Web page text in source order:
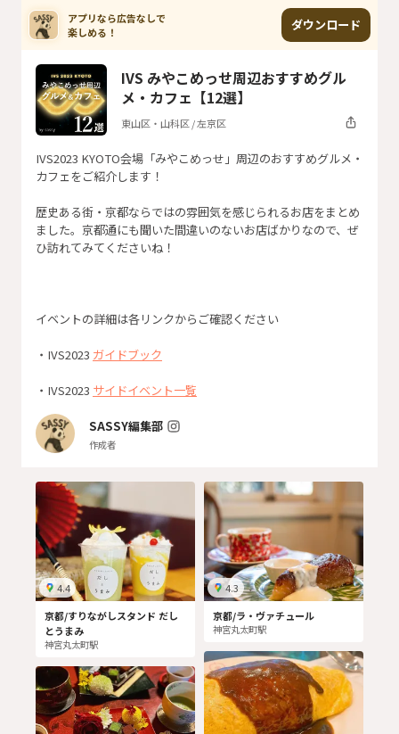
アプリなら広告なしで
楽しめる！
ダウンロード
IVS みやこめっせ周辺おすすめグル
メ・カフェ【12選】
東山区・山科区 / 左京区
IVS2023 KYOTO会場「みやこめっせ」周辺のおすすめグルメ・
歴史ある街・京都ならではの雰囲気を感じられるお店をまとめ
ました。京都通にも聞いた間違いのないお店ばかりなので、ぜ
・IVS2023 ガイドブック
・IVS2023 サイドイベント一覧
SASSY編集部
作成者
4.4
京都/すりながしスタンド だし
とうまみ
神宮丸太町駅
4.3
京都/ラ・ヴァチュール
神宮丸太町駅